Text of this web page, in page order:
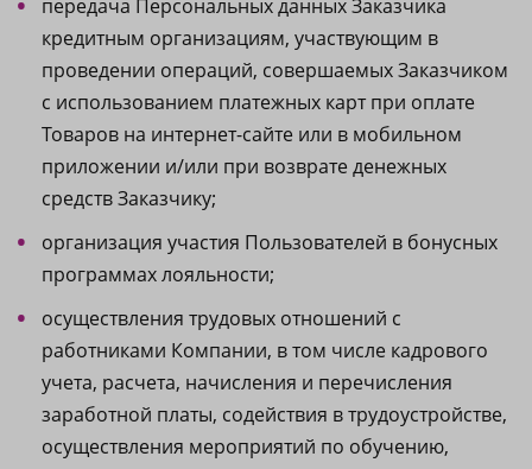
передача Персональных данных Заказчика
кредитным организациям, участвующим в
проведении операций, совершаемых Заказчиком
с использованием платежных карт при оплате
Товаров на интернет-сайте или в мобильном
приложении и/или при возврате денежных
средств Заказчику;
организация участия Пользователей в бонусных
программах лояльности;
осуществления трудовых отношений с
работниками Компании, в том числе кадрового
учета, расчета, начисления и перечисления
заработной платы, содействия в трудоустройстве,
осуществления мероприятий по обучению,